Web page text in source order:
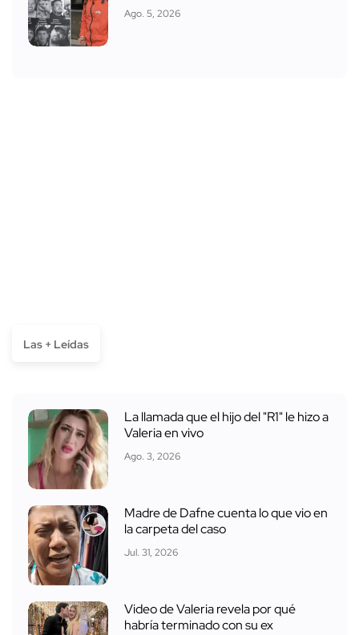
Ago. 5, 2026
Las + Leídas
La llamada que el hijo del "R1" le hizo a
Valeria en vivo
Ago. 3, 2026
Madre de Dafne cuenta lo que vio en
la carpeta del caso
Jul. 31, 2026
Video de Valeria revela por qué
habría terminado con su ex